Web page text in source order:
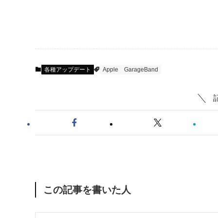
各種アップデート Apple GarageBand
この記事を書いた人